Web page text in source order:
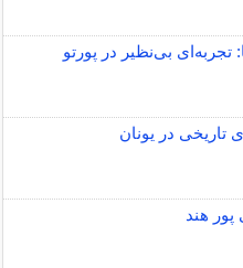
تجربه‌ای بی‌نظیر در پورتو
تاریخی در یونان